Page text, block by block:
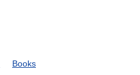
Books